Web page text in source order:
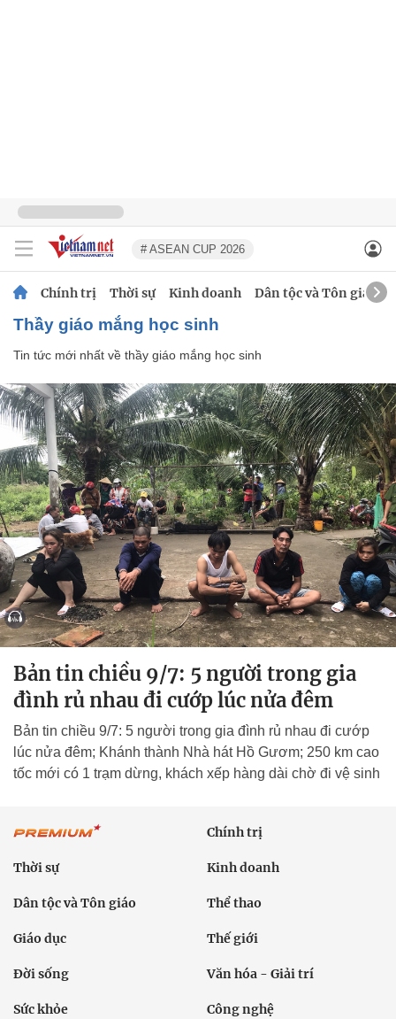
# ASEAN CUP 2026
Chính trị Thời sự Kinh doanh Dân tộc và Tôn giáo
thầy giáo mắng học sinh
Tin tức mới nhất về thầy giáo mắng học sinh
Bản tin chiều 9/7: 5 người trong gia
đình rủ nhau đi cướp lúc nửa đêm
Bản tin chiều 9/7: 5 người trong gia đình rủ nhau đi cướp
lúc nửa đêm; Khánh thành Nhà hát Hồ Gươm; 250 km cao
tốc mới có 1 trạm dừng, khách xếp hàng dài chờ đi vệ sinh
Chính trị
Thời sự Kinh doanh
Dân tộc và Tôn giáo Thể thao
Giáo dục Thế giới
Đời sống Văn hóa - Giải trí
Sức khỏe Công nghệ